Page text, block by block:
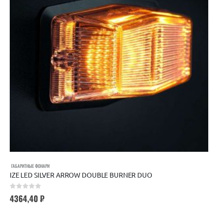
ГАБАРИТНЫЕ ФОНАРИ
IZE LED SILVER ARROW DOUBLE BURNER DUO
4364,40₽